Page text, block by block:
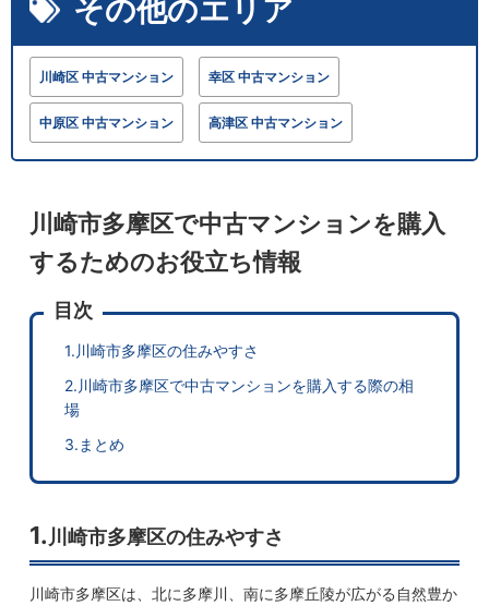
その他のエリア
川崎区 中古マンション 幸区 中古マンション
中原区 中古マンション 高津区 中古マンション
川崎市多摩区で中古マンションを購入
するためのお役立ち情報
目次
1.川崎市多摩区の住みやすさ
2.川崎市多摩区で中古マンションを購入する際の相
場
3.まとめ
1. 川崎市多摩区の住みやすさ
川崎市多摩区は、北に多摩川、南に多摩丘陵が広がる自然豊か